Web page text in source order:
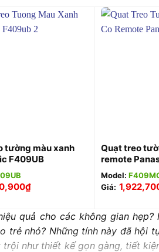
tường màu xanh
F409UB
₫
Quạt treo
remote
Model:
Giá:
quả cho các không gian
trẻ nhỏ? Những tính này đã hội
như thiết kế gọn gàng, tiết